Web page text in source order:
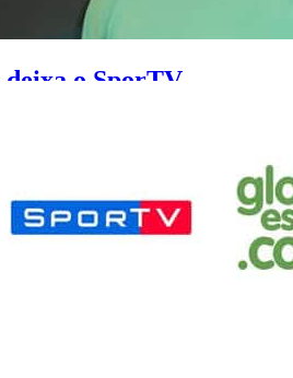
deixa o SporTV